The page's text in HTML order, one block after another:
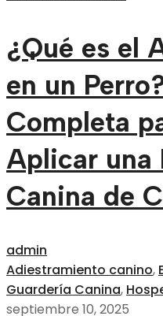
¿Qué es el
en un
Completa
Aplicar una
Canina de
admin
Adiestramiento canino,
Guardería Canina,
septiembre 10, 2025